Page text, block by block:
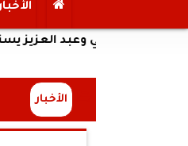
عدلي وعبد العزيز يستقبلان
الأخبار